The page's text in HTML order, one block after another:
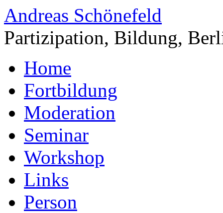
Andreas Schönefeld
Partizipation, Bildung,
Home
Fortbildung
Moderation
Seminar
Workshop
Links
Person